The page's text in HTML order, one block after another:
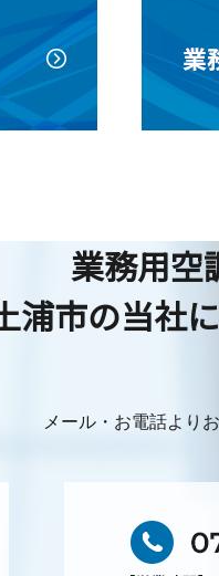
業務用空
浦市の当社
メール・お電話より